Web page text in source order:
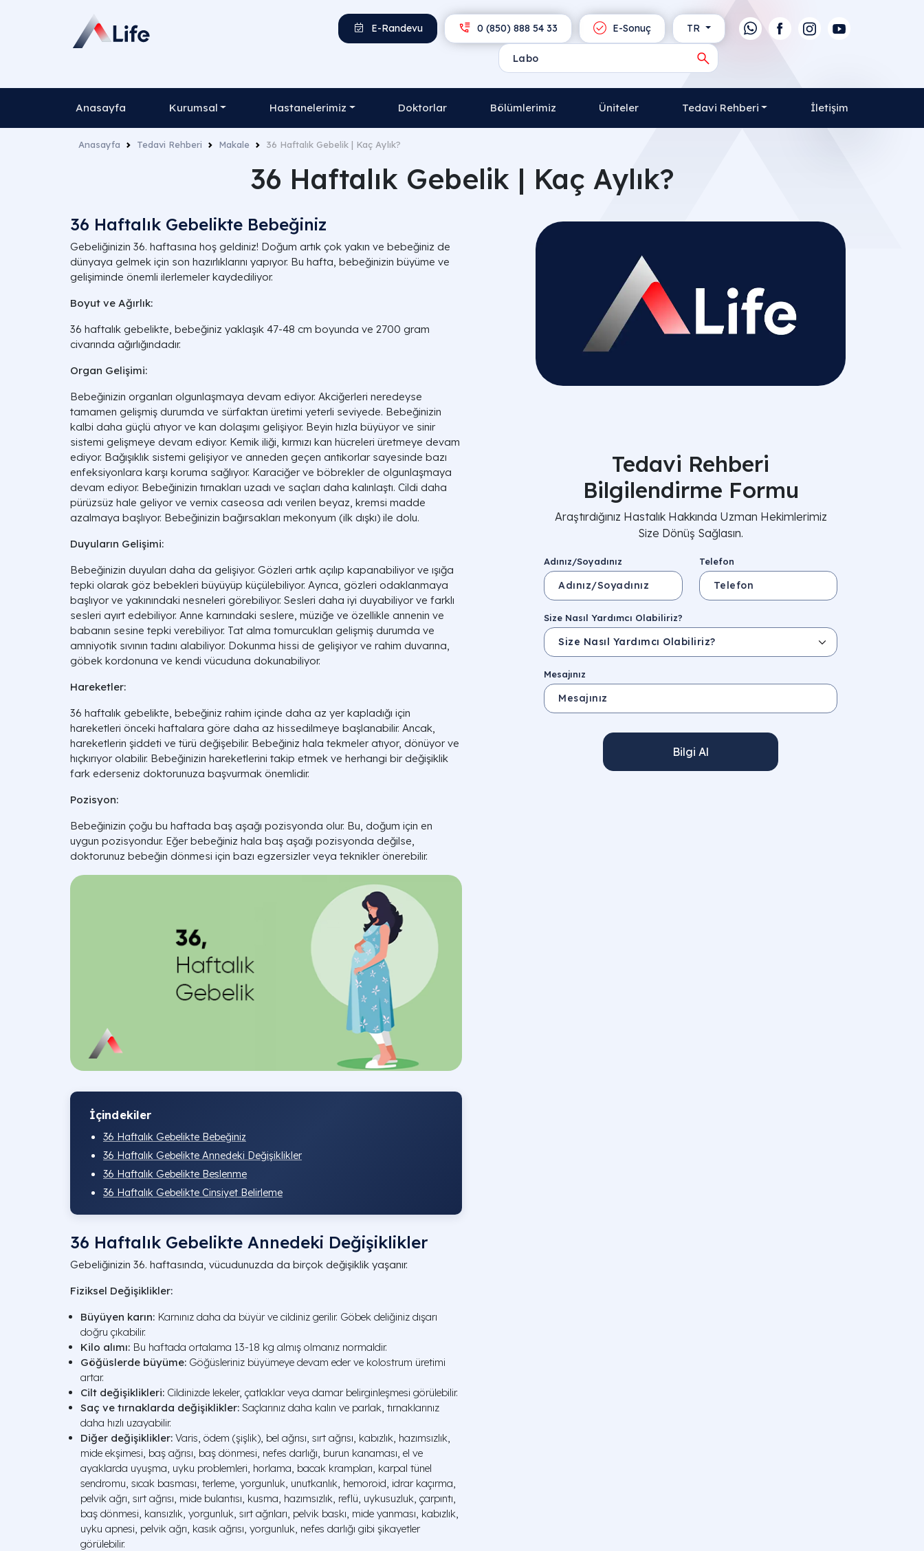
TR
E-Sonuç
0 (850) 888 54 33
E-Randevu
Anasayfa Kurumsal Hastanelerimiz Doktorlar Bölümlerimiz Üniteler Tedavi Rehberi İletişim
Anasayfa Tedavi Rehberi Makale 36 Haftalık Gebelik | Kaç Aylık?
36 Haftalık Gebelik | Kaç Aylık?
36 Haftalık Gebelikte Bebeğiniz
Gebeliğinizin 36. haftasına hoş geldiniz! Doğum artık çok yakın ve bebeğiniz de
dünyaya gelmek için son hazırlıklarını yapıyor. Bu hafta, bebeğinizin büyüme ve
gelişiminde önemli ilerlemeler kaydediliyor.
Boyut ve Ağırlık:
36 haftalık gebelikte, bebeğiniz yaklaşık 47-48 cm boyunda ve 2700 gram
civarında ağırlığındadır.
Organ Gelişimi:
Bebeğinizin organları olgunlaşmaya devam ediyor. Akciğerleri neredeyse
tamamen gelişmiş durumda ve sürfaktan üretimi yeterli seviyede. Bebeğinizin
kalbi daha güçlü atıyor ve kan dolaşımı gelişiyor. Beyin hızla büyüyor ve sinir
sistemi gelişmeye devam ediyor. Kemik iliği, kırmızı kan hücreleri üretmeye devam
ediyor. Bağışıklık sistemi gelişiyor ve anneden geçen antikorlar sayesinde bazı
enfeksiyonlara karşı koruma sağlıyor. Karaciğer ve böbrekler de olgunlaşmaya
devam ediyor. Bebeğinizin tırnakları uzadı ve saçları daha kalınlaştı. Cildi daha
pürüzsüz hale geliyor ve vernix caseosa adı verilen beyaz, kremsi madde
azalmaya başlıyor. Bebeğinizin bağırsakları mekonyum (ilk dışkı) ile dolu.
Duyuların Gelişimi:
Bebeğinizin duyuları daha da gelişiyor. Gözleri artık açılıp kapanabiliyor ve ışığa
tepki olarak göz bebekleri büyüyüp küçülebiliyor. Ayrıca, gözleri odaklanmaya
başlıyor ve yakınındaki nesneleri görebiliyor. Sesleri daha iyi duyabiliyor ve farklı
sesleri ayırt edebiliyor. Anne karnındaki seslere, müziğe ve özellikle annenin ve
babanın sesine tepki verebiliyor. Tat alma tomurcukları gelişmiş durumda ve
amniyotik sıvının tadını alabiliyor. Dokunma hissi de gelişiyor ve rahim duvarına,
göbek kordonuna ve kendi vücuduna dokunabiliyor.
Hareketler:
36 haftalık gebelikte, bebeğiniz rahim içinde daha az yer kapladığı için
hareketleri önceki haftalara göre daha az hissedilmeye başlanabilir. Ancak,
hareketlerin şiddeti ve türü değişebilir. Bebeğiniz hala tekmeler atıyor, dönüyor ve
hıçkırıyor olabilir. Bebeğinizin hareketlerini takip etmek ve herhangi bir değişiklik
fark ederseniz doktorunuza başvurmak önemlidir.
Pozisyon:
Bebeğinizin çoğu bu haftada baş aşağı pozisyonda olur. Bu, doğum için en
uygun pozisyondur. Eğer bebeğiniz hala baş aşağı pozisyonda değilse,
doktorunuz bebeğin dönmesi için bazı egzersizler veya teknikler önerebilir.
İçindekiler
36 Haftalık Gebelikte Bebeğiniz
36 Haftalık Gebelikte Annedeki Değişiklikler
36 Haftalık Gebelikte Beslenme
36 Haftalık Gebelikte Cinsiyet Belirleme
36 Haftalık Gebelikte Annedeki Değişiklikler
Gebeliğinizin 36. haftasında, vücudunuzda da birçok değişiklik yaşanır.
Fiziksel Değişiklikler:
Büyüyen karın: Karnınız daha da büyür ve cildiniz gerilir. Göbek deliğiniz dışarı
doğru çıkabilir.
Kilo alımı: Bu haftada ortalama 13-18 kg almış olmanız normaldir.
Göğüslerde büyüme: Göğüsleriniz büyümeye devam eder ve kolostrum üretimi
artar.
Cilt değişiklikleri: Cildinizde lekeler, çatlaklar veya damar belirginleşmesi görülebilir.
Saç ve tırnaklarda değişiklikler: Saçlarınız daha kalın ve parlak, tırnaklarınız
daha hızlı uzayabilir.
Diğer değişiklikler: Varis, ödem (şişlik), bel ağrısı, sırt ağrısı, kabızlık, hazımsızlık,
mide ekşimesi, baş ağrısı, baş dönmesi, nefes darlığı, burun kanaması, el ve
ayaklarda uyuşma, uyku problemleri, horlama, bacak krampları, karpal tünel
sendromu, sıcak basması, terleme, yorgunluk, unutkanlık, hemoroid, idrar kaçırma,
pelvik ağrı, sırt ağrısı, mide bulantısı, kusma, hazımsızlık, reflü, uykusuzluk, çarpıntı,
baş dönmesi, kansızlık, yorgunluk, sırt ağrıları, pelvik baskı, mide yanması, kabızlık,
uyku apnesi, pelvik ağrı, kasık ağrısı, yorgunluk, nefes darlığı gibi şikayetler
görülebilir.
Tedavi Rehberi
Bilgilendirme Formu
Araştırdığınız Hastalık Hakkında Uzman Hekimlerimiz
Size Dönüş Sağlasın.
Adınız/Soyadınız Telefon
Size Nasıl Yardımcı Olabiliriz?
Mesajınız
Bilgi Al